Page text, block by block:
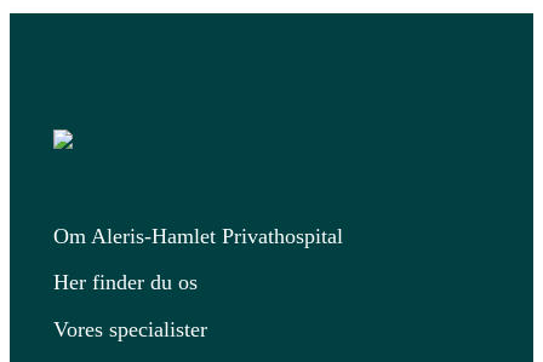
Om Aleris-Hamlet Privathospital
Her finder du os
Vores specialister